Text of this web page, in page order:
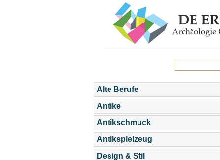
Alte Berufe
Antike
Antikschmuck
Antikspielzeug
Design & Stil